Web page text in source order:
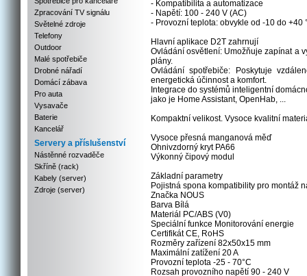
Zpracování TV signálu
Světelné zdroje
Telefony
Outdoor
Malé spotřebiče
Drobné nářadí
Domácí zábava
Pro auta
Vysavače
Baterie
Kancelář
Servery a příslušenství
Nástěnné rozvaděče
Skříně (rack)
Kabely (server)
Zdroje (server)
- Kompatibilita a automatizace
- Napětí: 100 - 240 V (AC)
- Provozní teplota: obvykle od -10 do +40
Hlavní aplikace D2T zahrnují
Ovládání osvětlení: Umožňuje zapínat a
plány.
Ovládání spotřebiče: Poskytuje
energetická účinnost a komfort.
Integrace do systémů inteligentní
jako je Home Assistant, OpenHab, ...
Kompaktní velikost. Vysoce kvalitní
Vysoce přesná manganová měď
Ohnivzdorný kryt PA66
Výkonný čipový modul
Základní parametry
Pojistná spona kompatibility pro montáž
Značka NOUS
Barva Bílá
Materiál PC/ABS (V0)
Speciální funkce Monitorování energie
Certifikát CE, RoHS
Rozměry zařízení 82x50x15 mm
Maximální zatížení 20 A
Provozní teplota -25 - 70°C
Rozsah provozního napětí 90 - 240 V